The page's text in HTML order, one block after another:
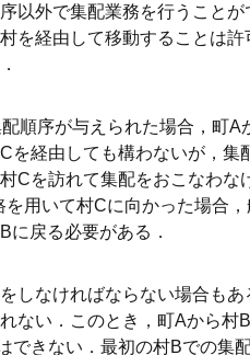
以外で集配業務を行うこと
を経由して移動することは
順序が与えられた場合，町
を経由しても構わないが，
Cを訪れて集配をおこなわな
用いて村Cに向かった場合
に戻る必要がある．
しなければならない場合も
ない．このとき，町Aから
できない．最初の村Bでの集